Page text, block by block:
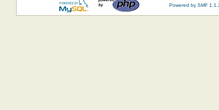
Powered by SMF